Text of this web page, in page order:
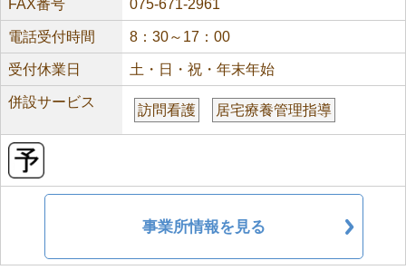
FAX番号 075-671-2961
電話受付時間 8：30～17：00
受付休業日 土・日・祝・年末年始
併設サービス
訪問看護 居宅療養管理指導
事業所情報を見る